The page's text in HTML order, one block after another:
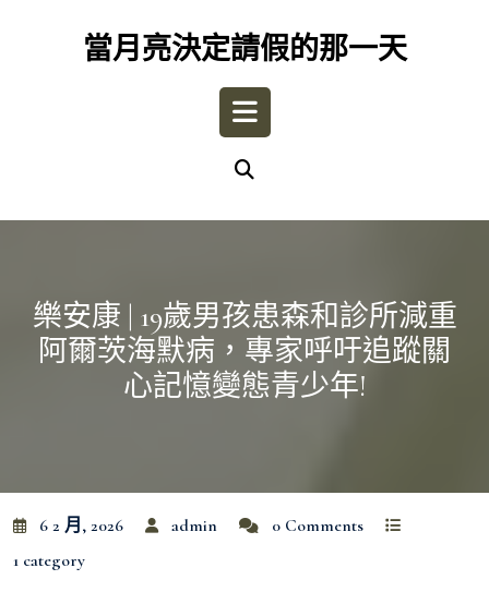
當月亮決定請假的那一天
Open
樂安康 | 19歲男孩患森和診所減重
阿爾茨海默病，專家呼吁追蹤關
心記憶變態青少年!
6 2 月, 2026 admin
0 Comments
1 category